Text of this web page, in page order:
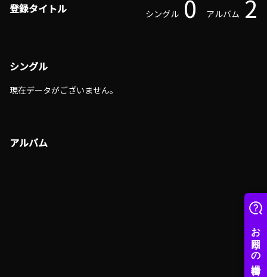
登録タイトル シングル 0 アルバム 2
シングル
現在データがございません。
アルバム